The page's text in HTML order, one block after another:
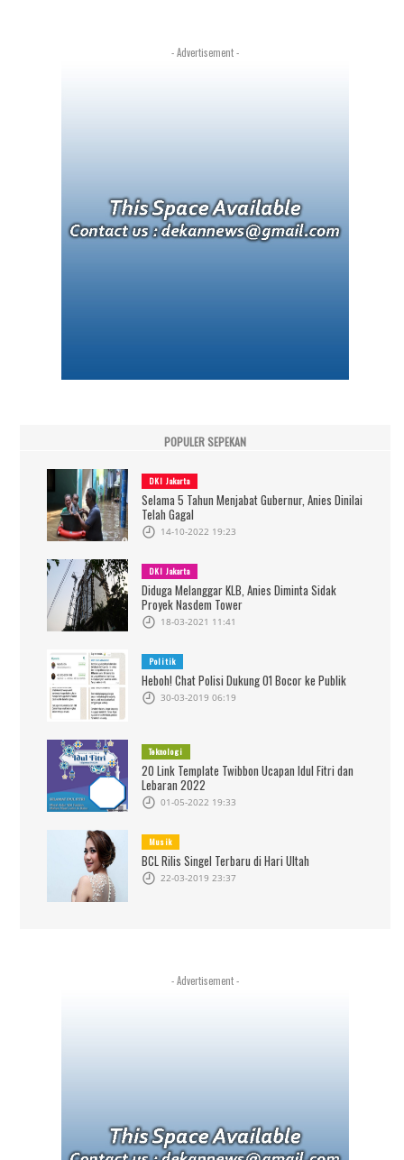
- Advertisement -
POPULER SEPEKAN
DKI Jakarta
Selama 5 Tahun Menjabat Gubernur, Anies Dinilai
Telah Gagal
14-10-2022 19:23
DKI Jakarta
Diduga Melanggar KLB, Anies Diminta Sidak
Proyek Nasdem Tower
18-03-2021 11:41
Politik
Heboh! Chat Polisi Dukung 01 Bocor ke Publik
30-03-2019 06:19
Teknologi
20 Link Template Twibbon Ucapan Idul Fitri dan
Lebaran 2022
01-05-2022 19:33
Musik
BCL Rilis Singel Terbaru di Hari Ultah
22-03-2019 23:37
- Advertisement -